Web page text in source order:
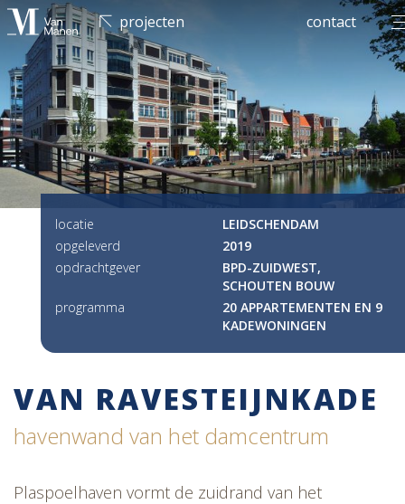
projecten contact
locatie
LEIDSCHENDAM
opgeleverd
2019
opdrachtgever
BPD-ZUIDWEST,
SCHOUTEN BOUW
programma
20 APPARTEMENTEN EN 9
KADEWONINGEN
VAN RAVESTEIJNKADE
havenwand van het damcentrum
Plaspoelhaven vormt de zuidrand van het